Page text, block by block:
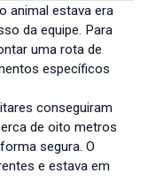
animal estava era
da equipe. Para
uma rota de
específicos
conseguiram
de oito metros
segura. O
e estava em